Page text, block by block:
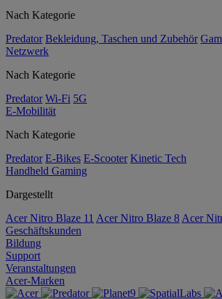
Nach Kategorie
Predator Bekleidung, Taschen und Zubehör
Netzwerk
Nach Kategorie
Predator Wi-Fi 5G
E-Mobilität
Nach Kategorie
Predator E-Bikes E-Scooter Kinetic Tech
Handheld Gaming
Dargestellt
Acer Nitro Blaze 11 Acer Nitro Blaze 8 Acer
Geschäftskunden
Bildung
Support
Veranstaltungen
Acer-Marken